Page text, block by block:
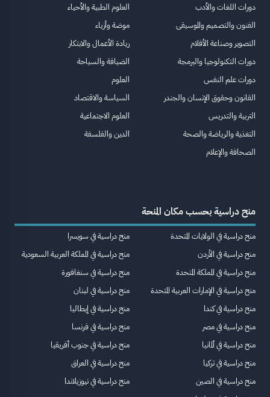
دورات اللغات والأدب
الفنون والتصميم والموسيقى
التصوير وصناعة الأفلام
دورات التكنولوجيا والبرمجة
دورات علم النفس
القانون وحقوق الإنسان والجندر
التربية والتدريس
التغذية والرياضة والصحة
الصحافة والإعلام
العلوم الطبية والأحياء
موضة وأزياء
ريادة الأعمال والابتكار
الضيافة والسياحة
العلوم
السياسة والاقتصاد
العلوم الاجتماعية
الدين والفلسفة
منح دراسية بحسب مكان المنحة
منح دراسية في الولايات المتحدة
منح دراسية في الأردن
منح دراسية في المملكة المتحدة
منح دراسية في الإمارات العربية المتحدة
منح دراسية في كندا
منح دراسية في مصر
منح دراسية في ألمانيا
منح دراسية في تركيا
منح دراسية في الصين
منح دراسية في سويسرا
منح دراسية في المملكة العربية السعودية
منح دراسية في سنغافورة
منح دراسية في لبنان
منح دراسية في إيطاليا
منح دراسية في فرنسا
منح دراسية في جنوب أفريقيا
منح دراسية في العراق
منح دراسية في نيوزيلاندا